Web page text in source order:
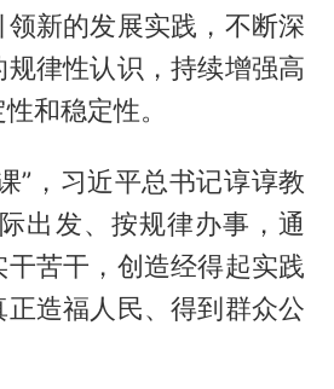
新的发展实践，不断深
律性认识，持续增强高
和稳定性。
”，习近平总书记谆谆教
出发、按规律办事，通
苦干，创造经得起实践
造福人民、得到群众公